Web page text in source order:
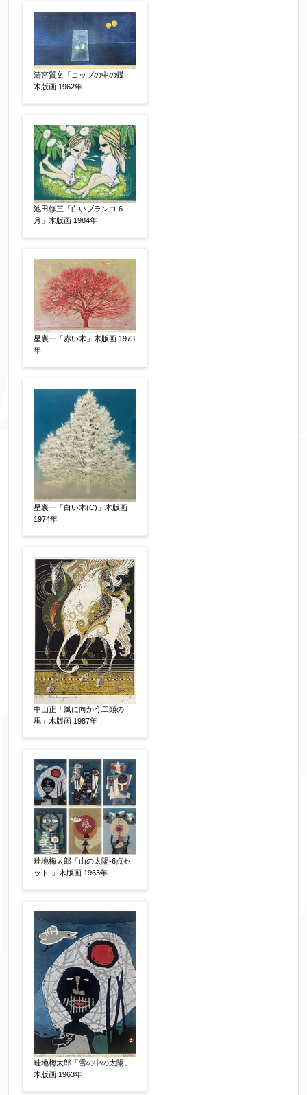
個人情報の取扱いについて、同意の上送信しま
す。（確認画面は表示されません）
↑ 同意頂けましたらチェックを入れてくださ
い。
り暗号化して送信されます。
清宮質文「コップの中の蝶」
木版画 1962年
池田修三「白いブランコ 6
月」木版画 1984年
星襄一「赤い木」木版画 1973
年
星襄一「白い木(C)」木版画
1974年
中山正「風に向かう二頭の
馬」木版画 1987年
畦地梅太郎「山の太陽-6点セ
ット-」木版画 1963年
畦地梅太郎「雪の中の太陽」
木版画 1963年